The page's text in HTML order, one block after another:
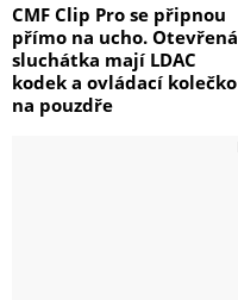
CMF Clip Pro se připnou
přímo na ucho. Otevřená
sluchátka mají LDAC
kodek a ovládací kolečko
na pouzdře